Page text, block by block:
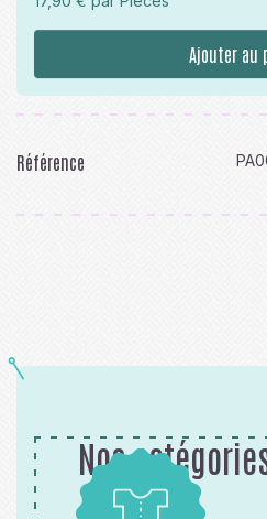
Ajouter au
Référence
Nos